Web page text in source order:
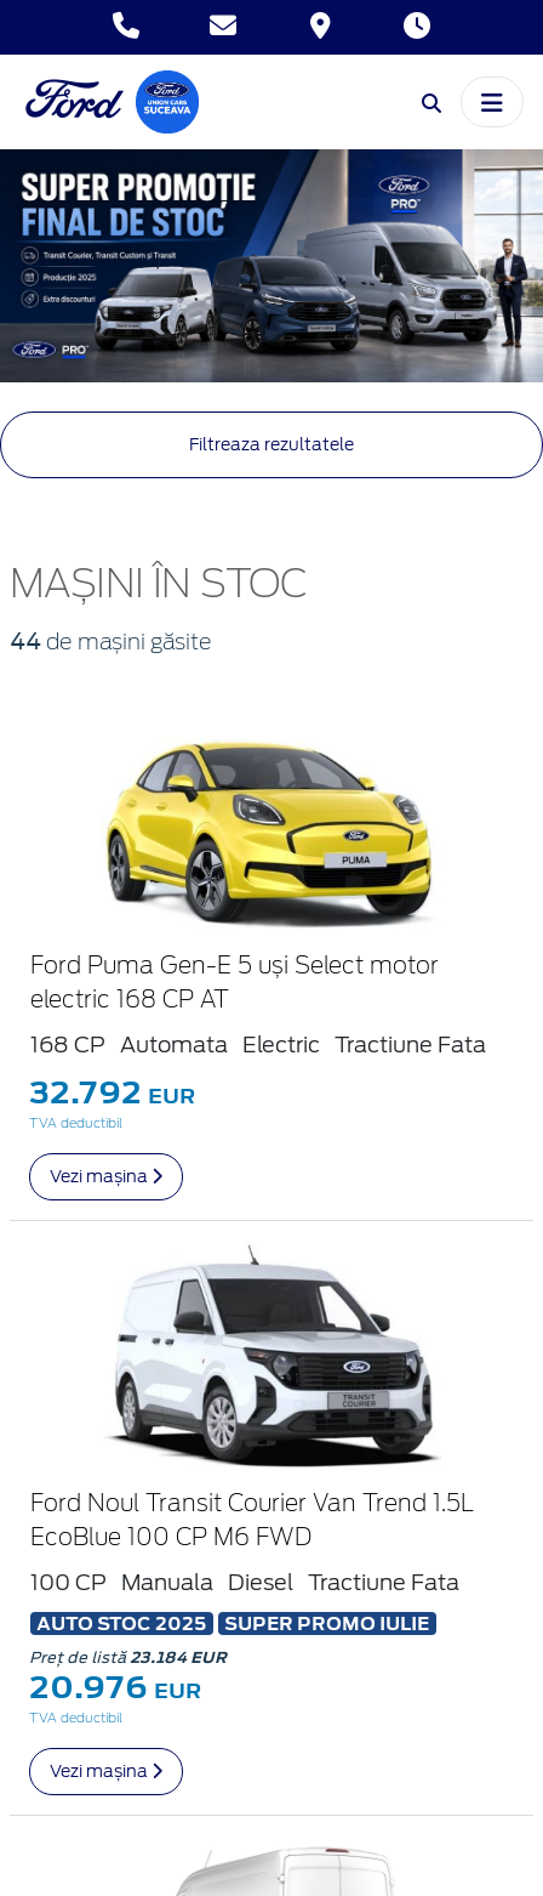
Filtreaza rezultatele
MAȘINI ÎN STOC
44 de mașini găsite
Ford Puma Gen-E 5 uși Select motor
electric 168 CP AT
168 CP Automata Electric Tractiune Fata
32.792 EUR
TVA deductibil
Vezi mașina
Ford Noul Transit Courier Van Trend 1.5L
EcoBlue 100 CP M6 FWD
100 CP Manuala Diesel
Tractiune Fata
AUTO STOC 2025
SUPER PROMO IULIE
Preț de listă23.184 EUR
20.976 EUR
TVA deductibil
Vezi mașina